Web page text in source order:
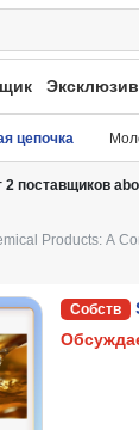
цепочка
2 поставщиков
Products: A